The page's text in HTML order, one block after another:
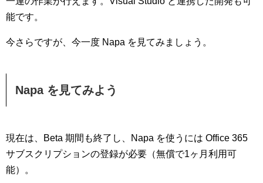
能です。
今さらですが、今一度 Napa を見てみましょう。
Napa を見てみよう
現在は、Beta 期間も終了し、Napa を使うには Office 365
サブスクリプションの登録が必要（無償で1ヶ月利用可
能）。